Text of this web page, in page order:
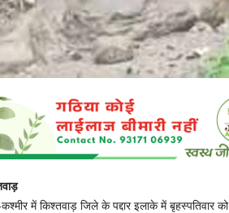
में किश्तवाड़ जिले के पद्दार इलाके में